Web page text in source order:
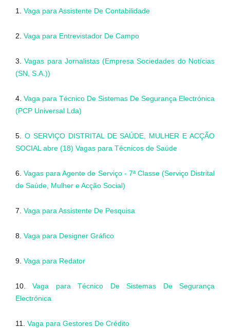
1. Vaga para Assistente De Contabilidade
2. Vaga para Entrevistador De Campo
3.Vagas para Jornalistas (Empresa Sociedades do Notícias
(SN, S.A.))
4. Vaga para Técnico De Sistemas De Segurança Electrónica
(PCP Universal Lda)
5. O SERVIÇO DISTRITAL DE SAÚDE, MULHER E ACÇÃO
SOCIAL abre (18) Vagas para Técnicos de Saúde
6.Vagas para Agente de Serviço - 7ª Classe (Serviço Distrital
de Saúde, Mulher e Acção Social)
7. Vaga para Assistente De Pesquisa
8. Vaga para Designer Gráfico
9. Vaga para Redator
10.Vaga para Técnico De Sistemas De Segurança
Electrónica
11. Vaga para Gestores De Crédito